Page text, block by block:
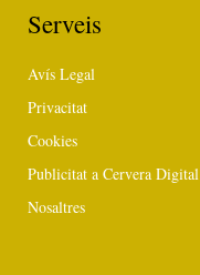
Serveis
Avís Legal
Privacitat
Cookies
Publicitat a Cervera Digital
Nosaltres